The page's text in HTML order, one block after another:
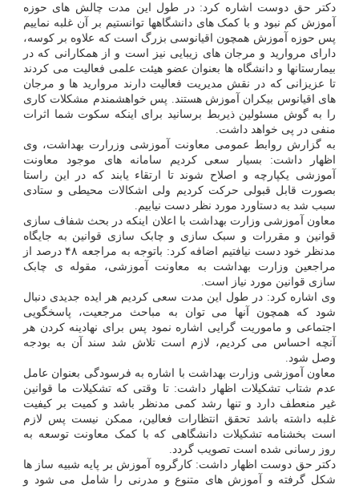
دکتر حق دوست اشاره کرد: در طول این مدت چالش های حوزه
آموزش کم نبود و با کمک های دانشگاهها توانستیم بر آن غلبه نماییم
پس حوزه آموزش همچون اقیانوسی بزرگ است که علاوه بر کوسه،
دارای مروارید و مرجان های زیبایی نیز است و از همکارانی که در
بیمارستانها و دانشگاه ها بعنوان عضو هیئت علمی فعالیت می کردند
تا عزیزانی که در نقش مدیریت فعالیت دارند مروارید ها و مرجان
های اقیانوس بیکران آموزش هستند. پس خواهشمندم مشکلات کاری
را به گوش مسئولین ذیربط برسانید برای اینکه سکوت شما اثرات
منفی در پی خواهد داشت.
به گزارش روابط عمومی معاونت آموزشی وزرارت بهداشت، وی
اظهار داشت: بسیار سعی کردیم سامانه های موجود معاونت
آموزشی یکپارچه و اصلاح شوند تا ارتقاء یابند که در این راستا
بصورت قابل قبولی حرکت کردیم ولی اشکالات محیطی و ستادی
سبب شد به دستاورد مورد نظر دست نیابیم.
معاون آموزشی وزارت بهداشت با اعلان اینکه در بحث شفاف سازی
قوانین و مقررات و سبک سازی و چابک سازی قوانین به جایگاه
مدنظر خود دست نیافتیم اضافه کرد: باتوجه به مراجعه ۴۸ درصد از
مراجعین وزارت بهداشت به معاونت آموزشی، مقوله ی چابک
سازی قوانین مورد نیاز است.
وی اشاره کرد: در طول این مدت سعی کردیم هر ایده جدیدی دنبال
شود که همچون آنها می توان به مباحث مرجعیت، پاسخگویی
اجتماعی و ماموریت گرایی اشاره نمود پس برای نهادینه کردن هر
آنچه احساس می کردیم، لازم است تلاش شد سند آن به بودجه
وصل شود.
معاون آموزشی وزارت بهداشت با اشاره به فرسودگی بعنوان عامل
عدم شتاب تشکیلات اظهار داشت: تا وقتی که تشکیلات ما قوانین
غیر منعطف دارد و تنها رشد کمی مدنظر باشد و کمیت بر کیفیت
غلبه داشته باشد تحقق انتظارات فعالین، ممکن نیست پس لازم
است بخشنامه تشکیلات دانشگاهی که با کمک معاونت توسعه به
روز رسانی شده است تصویب گردد.
دکتر حق دوست اظهار داشت: کارگروه آموزش بر پایه شبیه ساز ها
شکل گرفته و آموزش های متنوع و مدرنی را شامل می شود و